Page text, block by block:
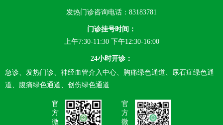
发热门诊咨询电话：83183781
门诊挂号时间：
上午7:30-11:30 下午12:30-16:00
24小时开诊：
急诊、发热门诊、神经血管介入中心、胸痛绿色通道、尿石症绿色通
道、腹痛绿色通道、创伤绿色通道
官
方
微
官
方
微